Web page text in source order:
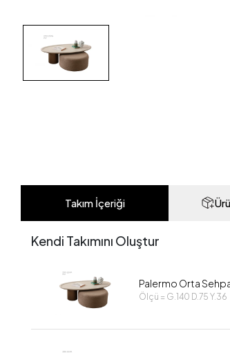
Takım İçeriği
Kendi Takımını Oluştur
Palermo Orta
Ölçü = G.140 D.75 Y.36